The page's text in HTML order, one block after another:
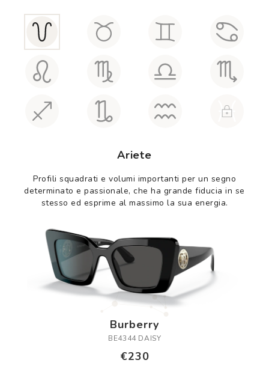
Ariete
Profili squadrati e volumi importanti per un segno
determinato e passionale, che ha grande fiducia in se
stesso ed esprime al massimo la sua energia.
Burberry
BE4344 DAISY
€230